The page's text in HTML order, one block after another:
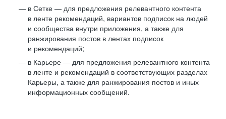
в Сетке — для предложения релевантного контента
в ленте рекомендаций, вариантов подписок на людей
и сообщества внутри приложения, а также для
ранжирования постов в лентах подписок
и рекомендаций;
в Карьере — для предложения релевантного контента
в ленте и рекомендаций в соответствующих разделах
Карьеры, а также для ранжирования постов и иных
информационных сообщений.